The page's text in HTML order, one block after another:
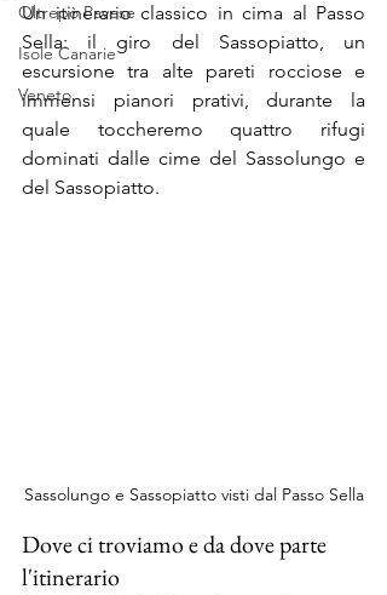
Oltrepò Pavese
Isole Canarie
Veneto
Un itinerario classico in cima al Passo
Sella: il giro del Sassopiatto, un
escursione tra alte pareti rocciose e
immensi pianori prativi, durante la
quale toccheremo quattro rifugi
dominati dalle cime del Sassolungo e
del Sassopiatto.
Sassolungo e Sassopiatto visti dal Passo Sella
Dove ci troviamo e da dove parte
l'itinerario